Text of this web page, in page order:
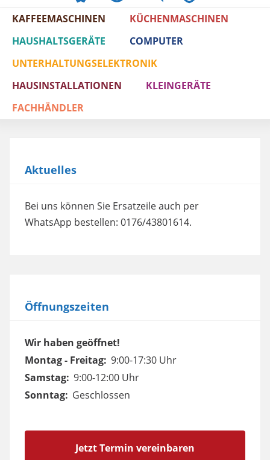
/
AGBS
KAFFEEMASCHINEN
KÜCHENMASCHINEN
HAUSHALTSGERÄTE
COMPUTER
UNTERHALTUNGSELEKTRONIK
HAUSINSTALLATIONEN
KLEINGERÄTE
FACHHÄNDLER
Aktuelles
Bei uns können Sie Ersatzeile auch per
WhatsApp bestellen: 0176/43801614.
Öffnungszeiten
Wir haben geöffnet!
Montag - Freitag: 9:00-17:30 Uhr
Samstag: 9:00-12:00 Uhr
Sonntag: Geschlossen
Jetzt Termin vereinbaren